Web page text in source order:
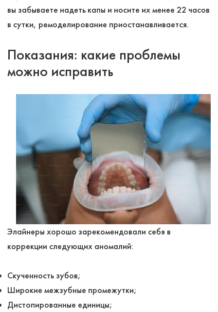
вы забываете надеть капы и носите их менее 22 часов
в сутки, ремоделирование приостанавливается.
Показания: какие проблемы
можно исправить
Элайнеры хорошо зарекомендовали себя в
коррекции следующих аномалий:
Скученность зубов;
Широкие межзубные промежутки;
Дистопированные единицы;